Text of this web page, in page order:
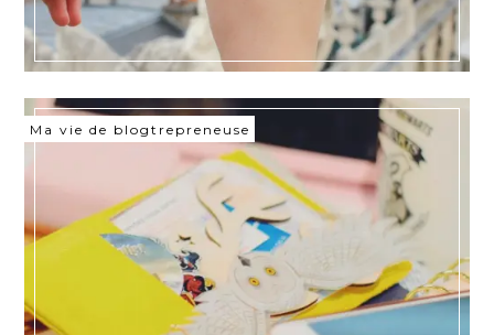
Ma vie de blogtrepreneuse